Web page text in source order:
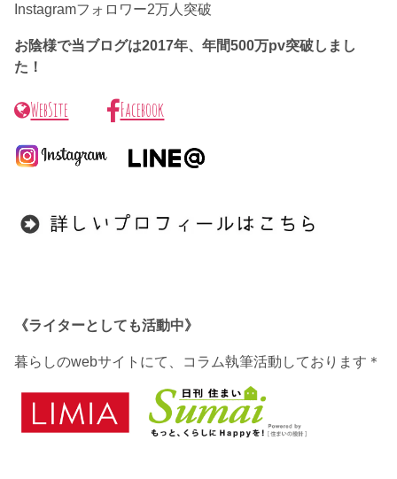
Instagramフォロワー2万人突破
お陰様で当ブログは2017年、年間500万pv突破しまし
た！
WebSite Facebook
《ライターとしても活動中》
暮らしのwebサイトにて、コラム執筆活動しております＊